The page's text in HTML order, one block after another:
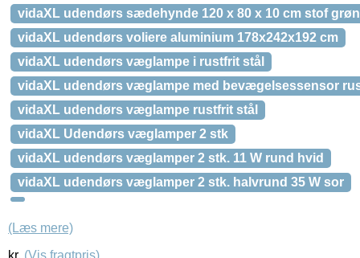
vidaXL udendørs sædehynde 120 x 80 x 10 cm stof grøn
vidaXL udendørs voliere aluminium 178x242x192 cm
vidaXL udendørs væglampe i rustfrit stål
vidaXL udendørs væglampe med bevægelsessensor
vidaXL udendørs væglampe rustfrit stål
vidaXL Udendørs væglamper 2 stk
vidaXL udendørs væglamper 2 stk. 11 W rund hvid
vidaXL udendørs væglamper 2 stk. halvrund 35 W sor
(Læs mere)